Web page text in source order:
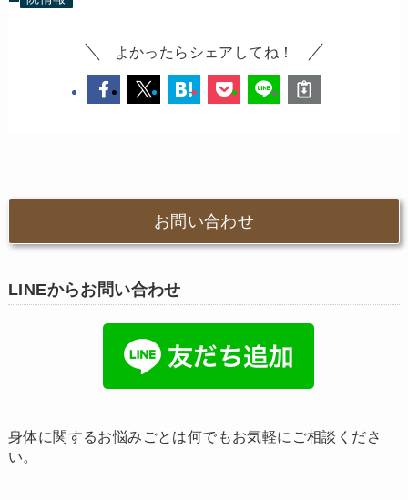
よかったらシェアしてね！
お問い合わせ
LINEからお問い合わせ
身体に関するお悩みごとは何でもお気軽にご相談くださ
い。